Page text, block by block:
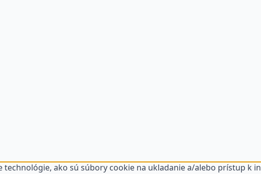
ako sú súbory cookie na ukladanie a/alebo prístup k